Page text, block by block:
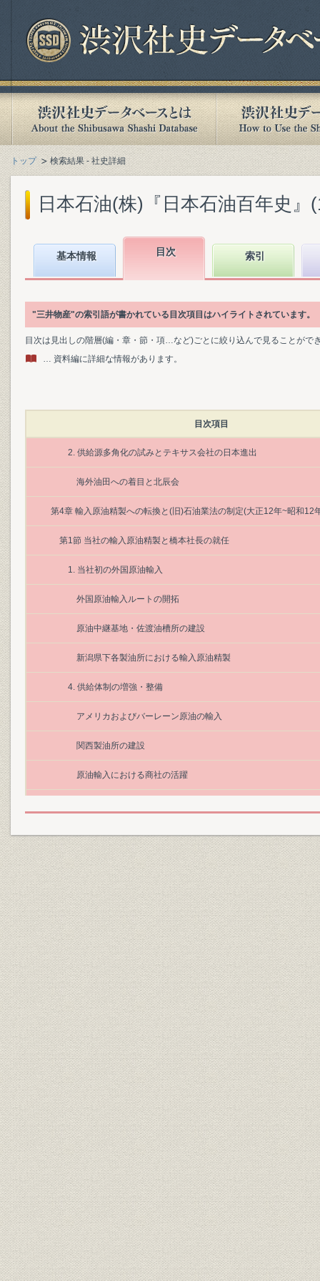
トップ 検索結果 - 社史詳細
日本石油(株)『日本石油百年史』
基本情報 目次 索引
"三井物産"の索引語が書かれている目次項目はハイライトされています。
目次は見出しの階層(編・章・節・項…など)ごとに絞り込んで見ることがで
… 資料編に詳細な情報があります。
目次項目
2. 供給源多角化の試みとテキサス会社の日本進出
海外油田への着目と北辰会
第4章 輸入原油精製への転換と(旧)石油業法の制定(大正12年~昭和12
第1節 当社の輸入原油精製と橋本社長の就任
1. 当社初の外国原油輸入
外国原油輸入ルートの開拓
原油中継基地・佐渡油槽所の建設
新潟県下各製油所における輸入原油精製
4. 供給体制の増強・整備
アメリカおよびバーレーン原油の輸入
関西製油所の建設
原油輸入における商社の活躍
満州と朝鮮における石油政策
当社の原油輸入状況と力行丸の購入
日蘭石油交渉
第4章 (大正12年~昭和12年)
4-1 外国原油蒸留開始時期および蒸留成績例
4-5 当社の原油輸入量の推移
4-6 当社の原油輸入例(大正13~15年)
4-7 当社の製品輸入量(大正13年度~昭和11年度)
4-17 主な石油輸入会社(昭和10年)
4-19 邦船外航タンカー(昭和7年現在)
4-20 昭和3~5年の油価協定の推移
4-21 昭和7年の原油原価の値上がり
4-22 昭和6年の各社揮発油販売量または製造量
4-26 石油保有補助金
5-9 当社原油輸入状況
5-14 昭和14年のわが国の地域別・会社別石油輸入先